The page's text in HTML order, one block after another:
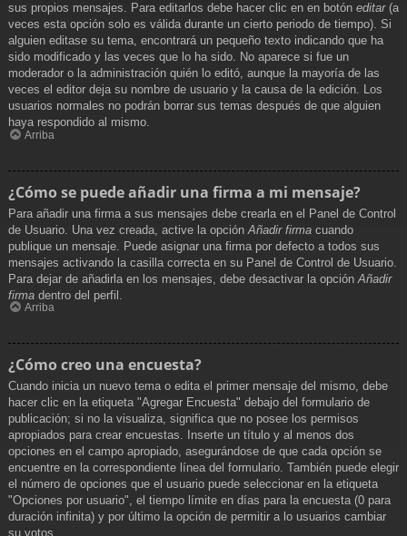
sus propios mensajes. Para editarlos debe hacer clic en en botón editar(a
veces esta opción solo es válida durante un cierto periodo de tiempo). Si
alguien editase su tema, encontrará un pequeño texto indicando que ha
sido modificado y las veces que lo ha sido. No aparece si fue un
moderador o la administración quién lo editó, aunque la mayoría de las
veces el editor deja su nombre de usuario y la causa de la edición. Los
usuarios normales no podrán borrar sus temas después de que alguien
haya respondido al mismo.
Arriba
¿Cómo se puede añadir una firma a mi mensaje?
Para añadir una firma a sus mensajes debe crearla en el Panel de Control
de Usuario. Una vez creada, active la opción Añadir firma cuando
publique un mensaje. Puede asignar una firma por defecto a todos sus
mensajes activando la casilla correcta en su Panel de Control de Usuario.
Para dejar de añadirla en los mensajes, debe desactivar la opción Añadir
firma dentro del perfil.
Arriba
¿Cómo creo una encuesta?
Cuando inicia un nuevo tema o edita el primer mensaje del mismo, debe
hacer clic en la etiqueta "Agregar Encuesta" debajo del formulario de
publicación; si no la visualiza, significa que no posee los permisos
apropiados para crear encuestas. Inserte un título y al menos dos
opciones en el campo apropiado, asegurándose de que cada opción se
encuentre en la correspondiente línea del formulario. También puede elegir
el número de opciones que el usuario puede seleccionar en la etiqueta
"Opciones por usuario", el tiempo límite en días para la encuesta (0 para
duración infinita) y por último la opción de permitir a lo usuarios cambiar
su votos.